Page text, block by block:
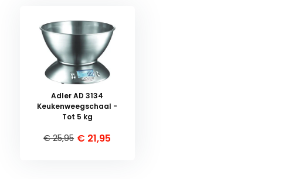
Adler AD 3134
Keukenweegschaal -
Tot 5 kg
€ 25,95 € 21,95